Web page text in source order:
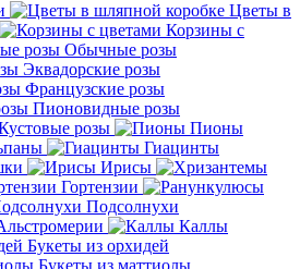
Цветы в
Корзины с
Обычные розы
Эквадорские розы
Французские розы
Пионовидные розы
розы
Пионы
Гиацинты
Ирисы
Гортензии
Подсолнухи
Каллы
Букеты из орхидей
Букеты из маттиолы